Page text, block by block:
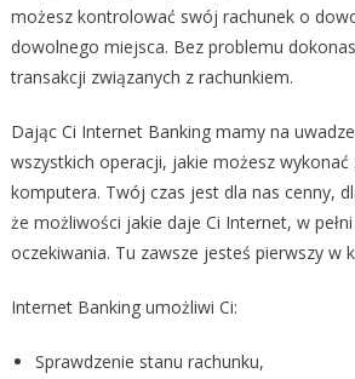
możesz kontrolować swój rachunek o
dowolnego miejsca. Bez problemu
transakcji związanych z rachunkiem.
Dając Ci Internet Banking mamy na
wszystkich operacji, jakie możesz wykonać
komputera. Twój czas jest dla nas cenny,
że możliwości jakie daje Ci Internet, w
oczekiwania. Tu zawsze jesteś pierwszy w
Internet Banking umożliwi Ci:
Sprawdzenie stanu rachunku,